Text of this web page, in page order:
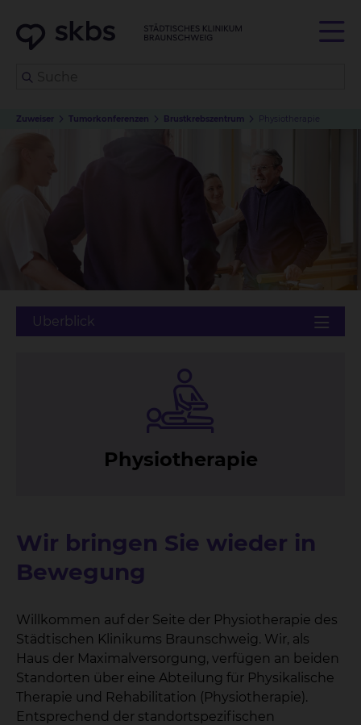
Zuweiser Tumorkonferenzen Brustkrebszentrum Physiotherapie
Phy­sio­the­ra­pie
Wir bringen Sie wieder in
Bewegung
Willkommen auf der Seite der Physiotherapie des
Städtischen Klinikums Braunschweig. Wir, als
Haus der Maximalversorgung, verfügen an beiden
Standorten über eine Abteilung für Physikalische
Therapie und Rehabilitation (Physiotherapie).
Entsprechend der standortspezifischen